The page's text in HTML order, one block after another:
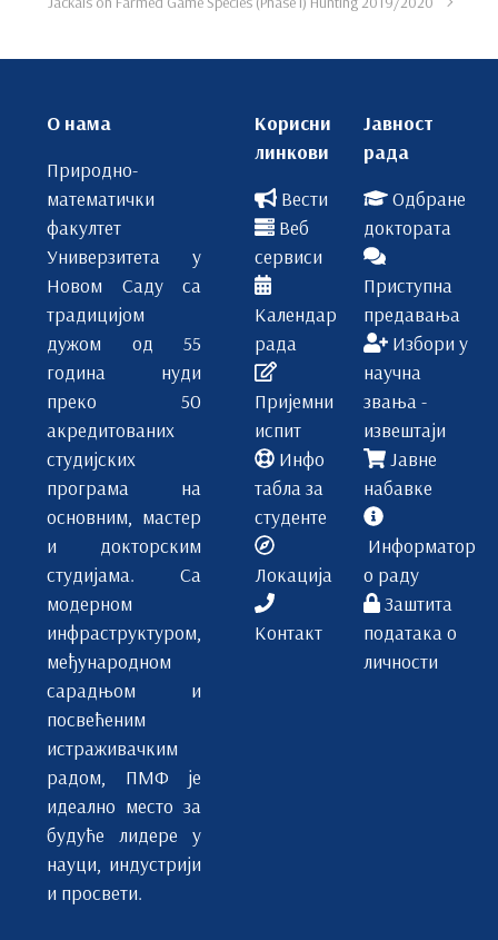
О нама
Природно-
математички
факултет
Универзитета у
Новом Саду са
традицијом
дужом од 55
година нуди
преко 50
акредитованих
студијских
програма на
основним, мастер
и докторским
студијама. Са
модерном
инфраструктуром,
међународном
сарадњом и
посвећеним
истраживачким
радом, ПМФ је
идеално место за
будуће лидере у
науци, индустрији
и просвети.
Корисни
линкови
Вести
Веб
сервиси
Календар
рада
Пријемни
испит
Инфо
табла за
студенте
Локација
Контакт
Јавност
рада
Одбране
доктората
Приступна
предавања
Избори у
научна
звања -
извештаји
Јавне
набавке
Информатор
о раду
Заштита
података о
личности